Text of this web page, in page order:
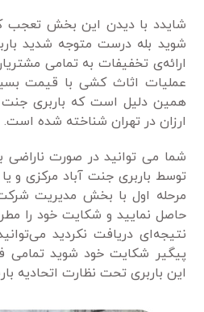
شایدد با دیدن این بخش تعجب
شوید بله درست متوجه شدید
ارائه‌ی تخفیفات به تمامی
عملیات اثاث کشی با قیمت
همین دلیل است که باربری جنت
ارزان در تهران شناخته شده است.
شما می توانید در صورت ناراضی
توسط باربری جنت آباد مرکزی و
مرحله اول با بخش مدیریت
حاصل نمایید و شکایت خود را
نتیجه‌ای دریافت نکردید
پیگیر شکایت خود شوید تمامی
این باربری تحت نظارت اتحادیه